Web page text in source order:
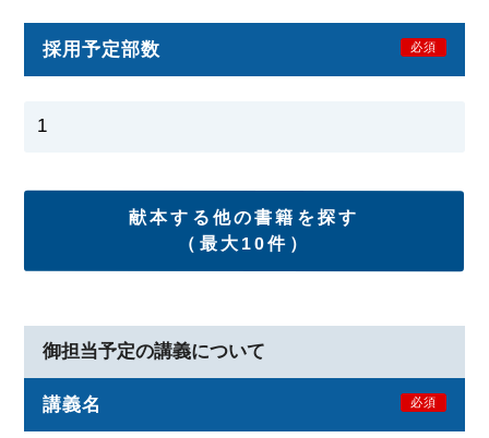
採用予定部数 必須
献本する他の書籍を探す
（最大10件）
御担当予定の講義について
講義名 必須